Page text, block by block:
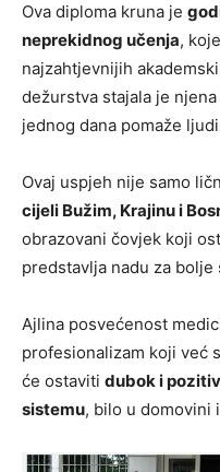
Ova diploma kruna je
neprekidnog učenja,
najzahtjevnijih
dežurstva stajala je
jednog dana pomaže
Ovaj uspjeh nije samo
cijeli Bužim, Krajinu i
obrazovani čovjek koji
predstavlja nadu za
Ajlina posvećenost
profesionalizam koji već
će ostaviti dubok i
sistemu, bilo u domovini